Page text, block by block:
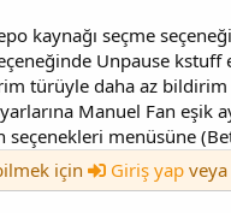
kaynağı seçme
Unpause kstuff
türüyle daha az bildirim
Manuel Fan eşik
menüsüne
için
Giriş yap veya